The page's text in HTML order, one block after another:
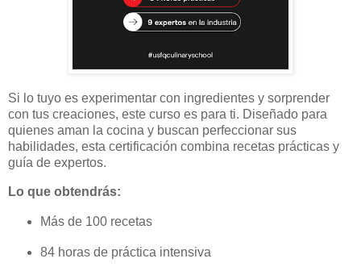
Si lo tuyo es experimentar con ingredientes y sorprender
con tus creaciones, este curso es para ti. Diseñado para
quienes aman la cocina y buscan perfeccionar sus
habilidades, esta certificación combina recetas prácticas y
guía de expertos.
Lo que obtendrás:
Más de 100 recetas
84 horas de práctica intensiva